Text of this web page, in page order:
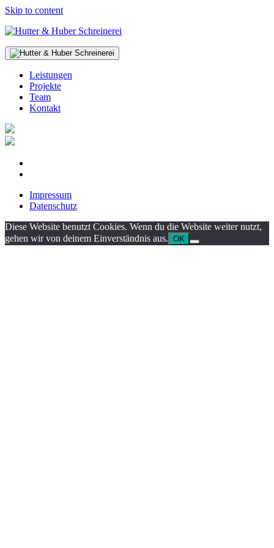
Skip to content
Leistungen
Projekte
Team
Kontakt
Impressum
Datenschutz
Diese Website benutzt Cookies. Wenn du die Website weiter nutzt,
gehen wir von deinem Einverständnis aus. OK